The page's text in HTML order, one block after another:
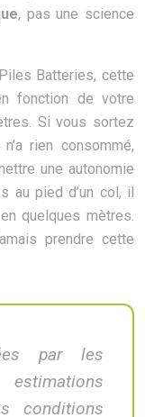
, pas une science
Batteries, cette
fonction de votre
Si vous sortez
rien consommé,
une autonomie
au pied d’un col, il
quelques mètres.
prendre cette
par les
conditions